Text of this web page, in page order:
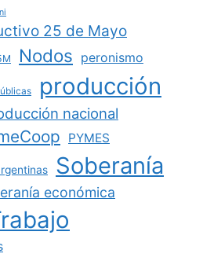
25 de Mayo
Nodos peronismo
producción
nacional
PYMES
Soberanía
económica